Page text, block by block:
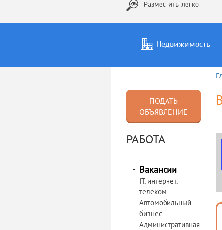
Разместить легко
Недвижимость
Услуги
ПОДАТЬ
ОБЪЯВЛЕНИЕ
РАБОТА
Вакансии
IT, интернет,
телеком
Автомобильный
бизнес
Административная